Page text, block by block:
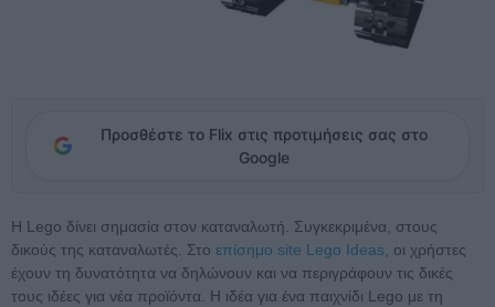
Προσθέστε το Flix στις προτιμήσεις σας στο
Google
Η Lego δίνει σημασία στον καταναλωτή. Συγκεκριμένα, στους
δικούς της καταναλωτές. Στο επίσημο site Lego Ideas , οι χρήστες
έχουν τη δυνατότητα να δηλώνουν και να περιγράφουν τις δικές
τους ιδέες για νέα προϊόντα. Η ιδέα για ένα παιχνίδι Lego με τη